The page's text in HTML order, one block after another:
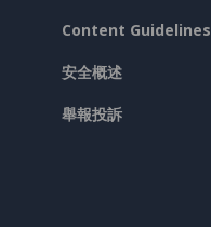
Content Guidelines
安全概述
舉報投訴